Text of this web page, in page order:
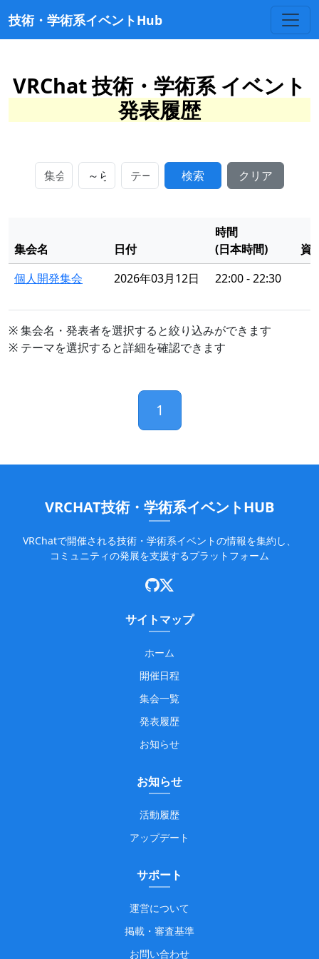
技術・学術系イベントHub
VRChat 技術・学術系 イベント
発表履歴
検索 クリア
集会名 日付
時間
(日本時間)
資
個人開発集会
2026年03月12日 22:00 - 22:30
※ 集会名・発表者を選択すると絞り込みができます
※ テーマを選択すると詳細を確認できます
1
VRCHAT技術・学術系イベントHUB
VRChatで開催される技術・学術系イベントの情報を集約し、
コミュニティの発展を支援するプラットフォーム
サイトマップ
ホーム
開催日程
集会一覧
発表履歴
お知らせ
お知らせ
活動履歴
アップデート
サポート
運営について
掲載・審査基準
お問い合わせ